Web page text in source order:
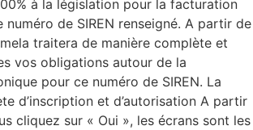
à la législation pour la facturation
numéro de SIREN renseigné. A partir de
traitera de manière complète et
vos obligations autour de la
pour ce numéro de SIREN. La
d’inscription et d’autorisation A partir
cliquez sur « Oui », les écrans sont les